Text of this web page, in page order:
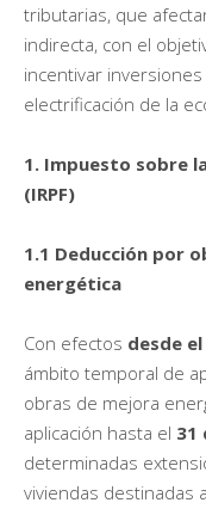
tributarias, que
indirecta, con el
incentivar
electrificación de la
1. Impuesto sobre
(IRPF)
1.1 Deducción por
energética
Con efectos desde
ámbito temporal de
obras de mejora
aplicación hasta el 31
determinadas
viviendas destinadas